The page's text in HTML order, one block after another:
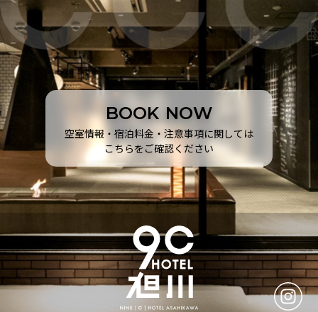
BOOK NOW
空室情報・宿泊料金・注意事項に関しては
こちらをご確認ください